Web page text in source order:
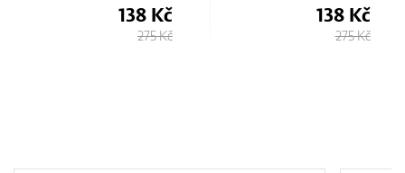
138 Kč
275 Kč
138 Kč
275 Kč